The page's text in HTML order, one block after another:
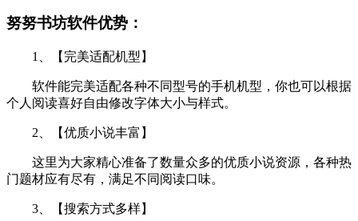
努努书坊软件优势：
1、【完美适配机型】
软件能完美适配各种不同型号的手机机型，你也可以根据
个人阅读喜好自由修改字体大小与样式。
2、【优质小说丰富】
这里为大家精心准备了数量众多的优质小说资源，各种热
门题材应有尽有，满足不同阅读口味。
3、【搜索方式多样】